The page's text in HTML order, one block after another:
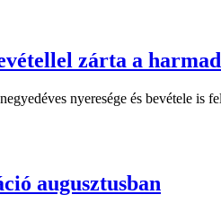
zárta a
nyeresége és bevétele is
augusztusban